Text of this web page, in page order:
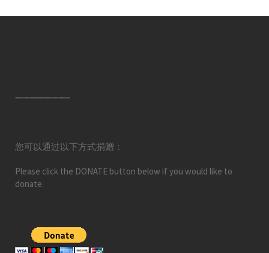
———————–
您可以通过以下方式捐赠：
Please click the DONATE button below if you would like to
donate.